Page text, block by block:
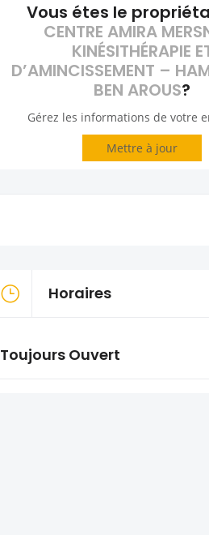
Vous étes le
CENTRE AMIRA
KINÉSITHÉRAPIE
D’AMINCISSEMENT –
BEN AROUS?
Gérez les informations de votre
Mettre à jour
Horaires
Toujours Ouvert